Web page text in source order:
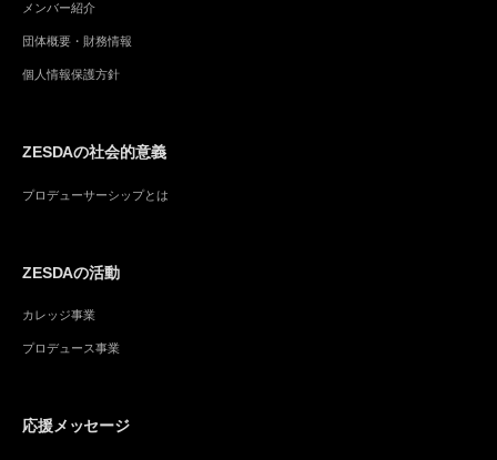
メンバー紹介
団体概要・財務情報
個人情報保護方針
ZESDAの社会的意義
プロデューサーシップとは
ZESDAの活動
カレッジ事業
プロデュース事業
応援メッセージ